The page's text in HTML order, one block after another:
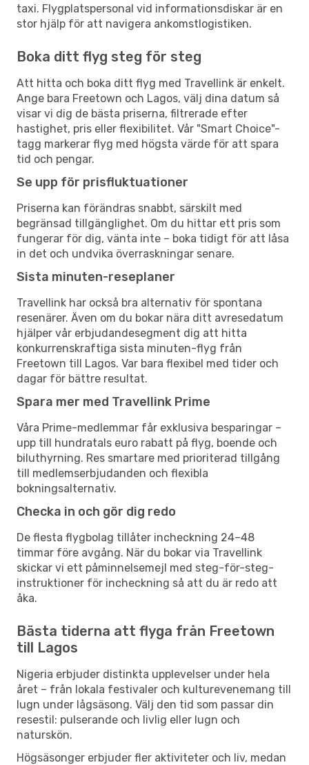
taxi. Flygplatspersonal vid informationsdiskar är en
stor hjälp för att navigera ankomstlogistiken.
Boka ditt flyg steg för steg
Att hitta och boka ditt flyg med Travellink är enkelt.
Ange bara Freetown och Lagos, välj dina datum så
visar vi dig de bästa priserna, filtrerade efter
hastighet, pris eller flexibilitet. Vår "Smart Choice"-
tagg markerar flyg med högsta värde för att spara
tid och pengar.
Se upp för prisfluktuationer
Priserna kan förändras snabbt, särskilt med
begränsad tillgänglighet. Om du hittar ett pris som
fungerar för dig, vänta inte – boka tidigt för att låsa
in det och undvika överraskningar senare.
Sista minuten-reseplaner
Travellink har också bra alternativ för spontana
resenärer. Även om du bokar nära ditt avresedatum
hjälper vår erbjudandesegment dig att hitta
konkurrenskraftiga sista minuten-flyg från
Freetown till Lagos. Var bara flexibel med tider och
dagar för bättre resultat.
Spara mer med Travellink Prime
Våra Prime-medlemmar får exklusiva besparingar –
upp till hundratals euro rabatt på flyg, boende och
biluthyrning. Res smartare med prioriterad tillgång
till medlemserbjudanden och flexibla
bokningsalternativ.
Checka in och gör dig redo
De flesta flygbolag tillåter incheckning 24–48
timmar före avgång. När du bokar via Travellink
skickar vi ett påminnelsemejl med steg-för-steg-
instruktioner för incheckning så att du är redo att
åka.
Bästa tiderna att flyga från Freetown
till Lagos
Nigeria erbjuder distinkta upplevelser under hela
året – från lokala festivaler och kulturevenemang till
lugn under lågsäsong. Välj den tid som passar din
resestil: pulserande och livlig eller lugn och
naturskön.
Högsäsonger erbjuder fler aktiviteter och liv, medan